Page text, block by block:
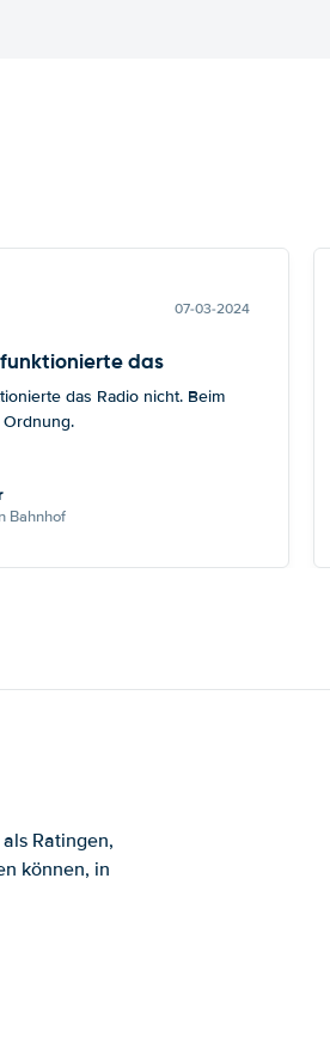
07-03-2024
das
das Radio nicht. Beim
Ordnung.
Bahnhof
Ratingen,
können, in